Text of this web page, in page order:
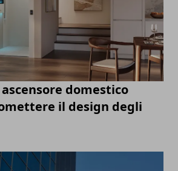
domestico
il design degli